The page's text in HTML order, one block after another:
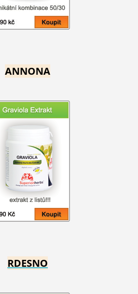
ANNONA
RDESNO